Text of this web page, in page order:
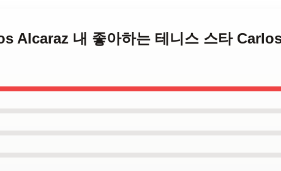
Alcaraz 내 좋아하는 테니스 스타